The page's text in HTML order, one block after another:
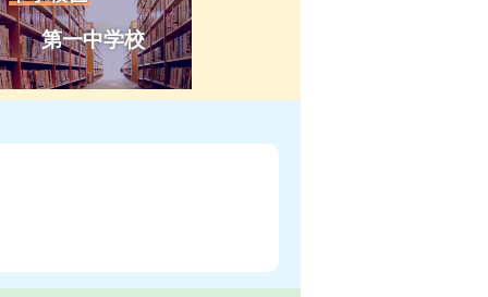
第一中学校